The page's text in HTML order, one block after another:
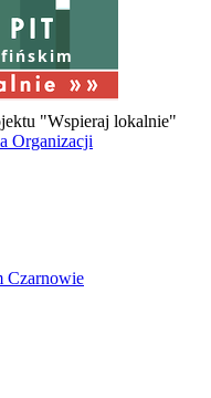
"Wspieraj lokalnie"
Organizacji